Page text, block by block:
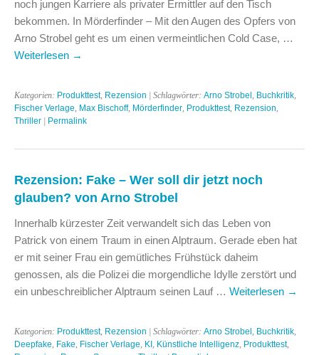
noch jungen Karriere als privater Ermittler auf den Tisch
bekommen. In Mörderfinder – Mit den Augen des Opfers von
Arno Strobel geht es um einen vermeintlichen Cold Case, …
Weiterlesen →
Kategorien: Produkttest, Rezension | Schlagwörter: Arno Strobel Buchkritik
Fischer Verlage Max Bischoff, Mörderfinder Produkttest, Rezension
Thriller | Permalink
Rezension: Fake – Wer soll dir jetzt noch
glauben? von Arno Strobel
Innerhalb kürzester Zeit verwandelt sich das Leben von
Patrick von einem Traum in einen Alptraum. Gerade eben hat
er mit seiner Frau ein gemütliches Frühstück daheim
genossen, als die Polizei die morgendliche Idylle zerstört und
ein unbeschreiblicher Alptraum seinen Lauf … Weiterlesen →
Kategorien: Produkttest, Rezension | Schlagwörter: Arno Strobel Buchkritik
Deepfake Fake Fischer Verlage KI Künstliche Intelligenz Produkttest,